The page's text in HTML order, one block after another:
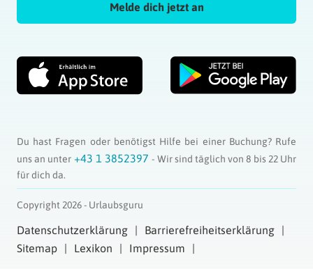
Melde dich jetzt an
Du hast Fragen oder benötigst Hilfe bei einer Buchung? Rufe
uns an unter +43 1 3852397- Wir sind täglich von 8 bis 22 Uhr
für dich da.
Copyright 2026 - Urlaubsguru
Datenschutzerklärung
Barrierefreiheitserklärung
Sitemap
Lexikon Impressum